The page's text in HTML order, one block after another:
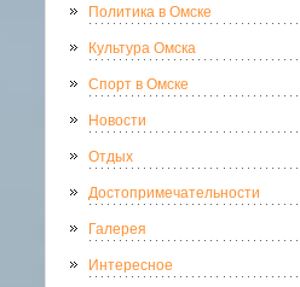
Политика в Омске
Культура Омска
Спорт в Омске
Новости
Отдых
Достопримечательности
Галерея
Интересное